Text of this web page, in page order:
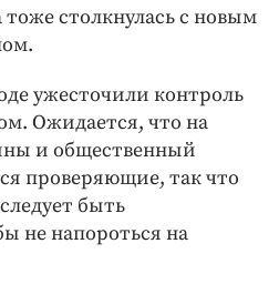
тоже столкнулась с новым
ужесточили контроль
Ожидается, что на
и общественный
проверяющие, так что
быть
не напороться на